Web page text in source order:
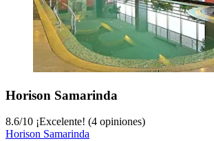
Horison Samarinda
8.6/10 ¡Excelente! (4 opiniones)
Horison Samarinda